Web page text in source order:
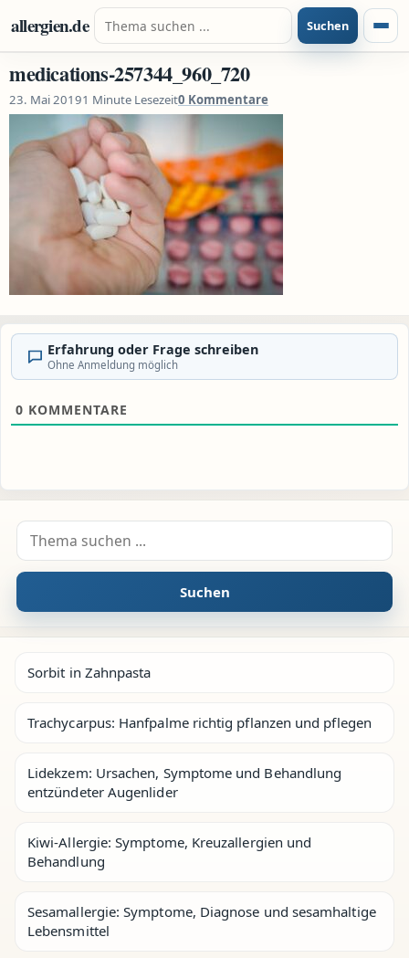
Zum Inhalt springen
allergien.de Suche nach: Suchen
medications-257344_960_720
23. Mai 20191 Minute Lesezeit0 Kommentare
Erfahrung oder Frage schreiben
Ohne Anmeldung möglich
0 KOMMENTARE
Suche nach:
Suchen
Sorbit in Zahnpasta
Trachycarpus: Hanfpalme richtig pflanzen und pflegen
Lidekzem: Ursachen, Symptome und Behandlung
entzündeter Augenlider
Kiwi-Allergie: Symptome, Kreuzallergien und
Behandlung
Sesamallergie: Symptome, Diagnose und sesamhaltige
Lebensmittel